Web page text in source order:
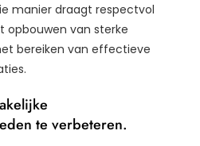
manier draagt respectvol
opbouwen van sterke
bereiken van effectieve
te verbeteren.